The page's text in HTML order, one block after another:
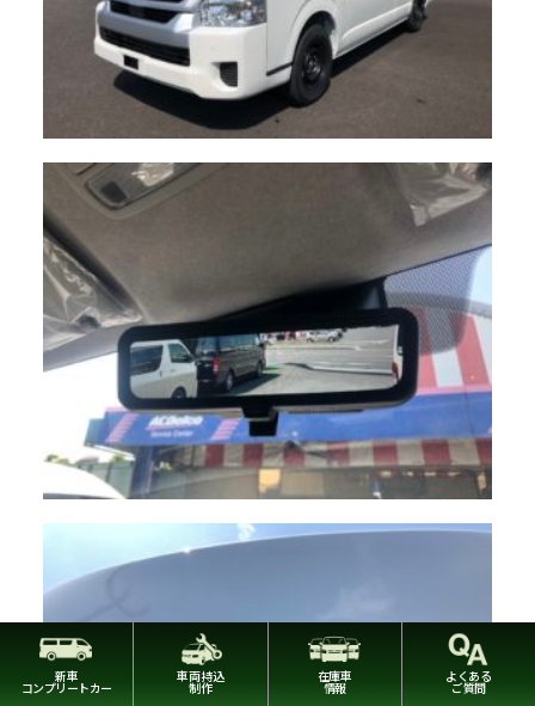
新車
コンプリートカー
車両持込
制作
在庫車
情報
よくある
ご質問